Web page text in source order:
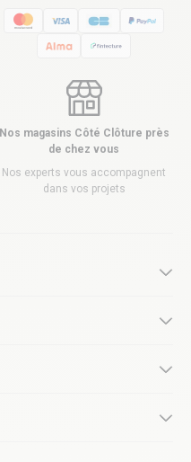
Nos magasins Côté Clôture près
de chez vous
Nos experts vous accompagnent
dans vos projets